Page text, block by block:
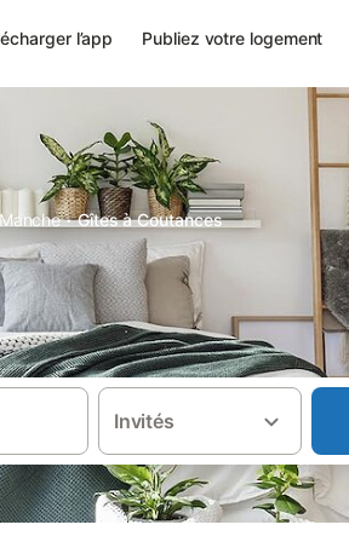
l’app Publiez votre logement
· Gîtes à Coutances
Invités